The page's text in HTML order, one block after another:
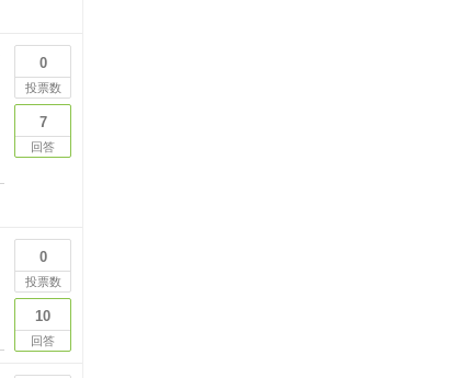
0
投票数
7
回答
0
投票数
10
回答